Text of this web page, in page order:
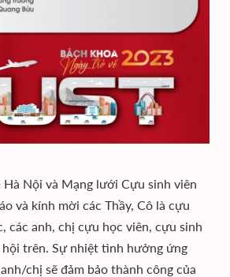
Nội và Mạng lưới Cựu sinh viên
và kính mời các Thầy, Cô là cựu
các anh, chị cựu học viên, cựu sinh
trên. Sự nhiệt tình hưởng ứng
chị sẽ đảm bảo thành công của